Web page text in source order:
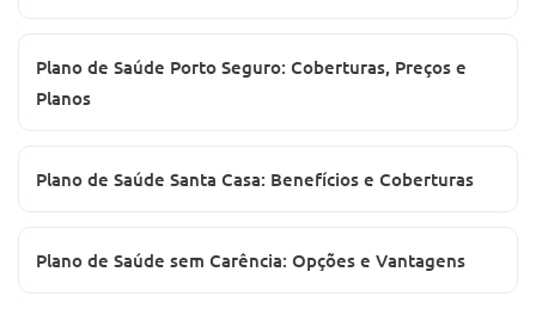
Plano de Saúde Porto Seguro: Coberturas, Preços e
Planos
Plano de Saúde Santa Casa: Benefícios e Coberturas
Plano de Saúde sem Carência: Opções e Vantagens